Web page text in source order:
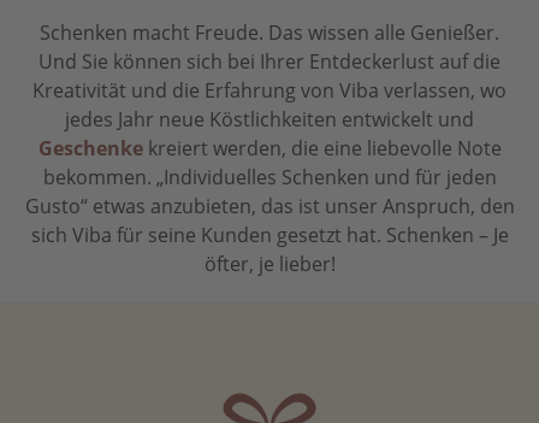
Schenken macht Freude. Das wissen alle Genießer.
Und Sie können sich bei Ihrer Entdeckerlust auf die
Kreativität und die Erfahrung von Viba verlassen, wo
jedes Jahr neue Köstlichkeiten entwickelt und
Geschenkekreiert werden, die eine liebevolle Note
bekommen. „Individuelles Schenken und für jeden
Gusto“ etwas anzubieten, das ist unser Anspruch, den
sich Viba für seine Kunden gesetzt hat. Schenken – Je
öfter, je lieber!